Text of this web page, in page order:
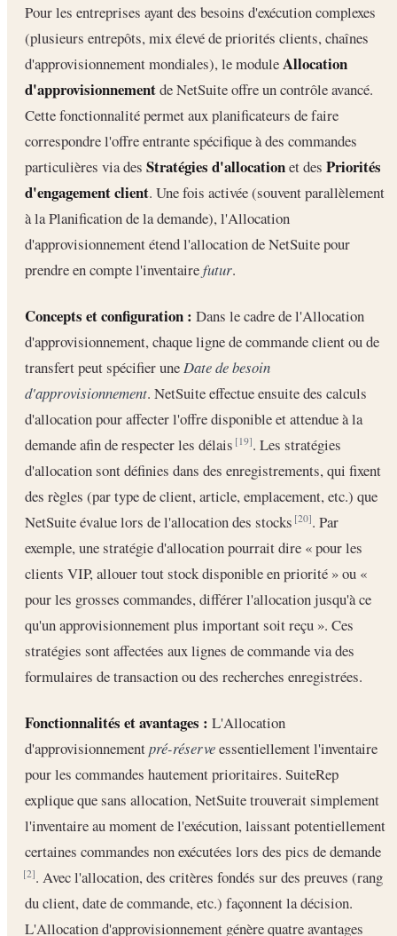
Pour les entreprises ayant des besoins d'exécution complexes
(plusieurs entrepôts, mix élevé de priorités clients, chaînes
d'approvisionnement mondiales), le moduleAllocation
d'approvisionnementde NetSuite offre un contrôle avancé.
Cette fonctionnalité permet aux planificateurs de faire
correspondre l'offre entrante spécifique à des commandes
particulières via des Stratégies d'allocationet des Priorités
d'engagement client. Une fois activée (souvent parallèlement
à la Planification de la demande), l'Allocation
d'approvisionnement étend l'allocation de NetSuite pour
prendre en compte l'inventairefutur.
Concepts et configuration : Dans le cadre de l'Allocation
d'approvisionnement, chaque ligne de commande client ou de
transfert peut spécifier uneDate de besoin
d'approvisionnement. NetSuite effectue ensuite des calculs
d'allocation pour affecter l'offre disponible et attendue à la
demande afin de respecter les délais[19]. Les stratégies
d'allocation sont définies dans des enregistrements, qui fixent
des règles (par type de client, article, emplacement, etc.) que
NetSuite évalue lors de l'allocation des stocks[20]. Par
exemple, une stratégie d'allocation pourrait dire « pour les
clients VIP, allouer tout stock disponible en priorité » ou «
pour les grosses commandes, différer l'allocation jusqu'à ce
qu'un approvisionnement plus important soit reçu ». Ces
stratégies sont affectées aux lignes de commande via des
formulaires de transaction ou des recherches enregistrées.
Fonctionnalités et avantages : L'Allocation
d'approvisionnementpré-réserveessentiellement l'inventaire
pour les commandes hautement prioritaires. SuiteRep
explique que sans allocation, NetSuite trouverait simplement
l'inventaire au moment de l'exécution, laissant potentiellement
certaines commandes non exécutées lors des pics de demande
[2]. Avec l'allocation, des critères fondés sur des preuves (rang
du client, date de commande, etc.) façonnent la décision.
L'Allocation d'approvisionnement génère quatre avantages